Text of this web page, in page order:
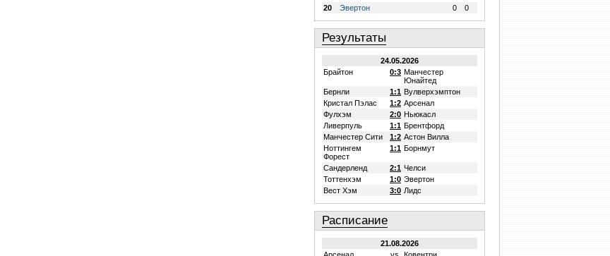
20
Эвертон 0 0
Результаты
24.05.2026
Брайтон
0:3 Манчестер
Юнайтед
Бернли
1:1 Вулверхэмптон
Кристал Пэлас
1:2 Арсенал
Фулхэм
2:0 Ньюкасл
Ливерпуль
1:1 Брентфорд
Манчестер Сити
1:2 Астон Вилла
Ноттингем
Форест
1:1 Борнмут
Сандерленд 2:1 Челси
Тоттенхэм
1:0 Эвертон
Вест Хэм
3:0 Лидс
Расписание
21.08.2026